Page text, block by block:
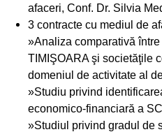
afaceri, Conf. Dr. Silvia
3 contracte cu mediul de
»Analiza comparativă
TIMIŞOARA şi societăţile
domeniul de activitate al
»Studiu privind
economico-financiară a
»Studiul privind gradul de